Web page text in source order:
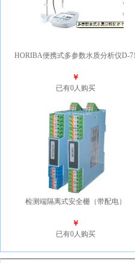
HORIBA便携式多参数水质分析仪D-
￥
已有0人购买
检测端隔离式安全栅（带配电）
￥
已有0人购买